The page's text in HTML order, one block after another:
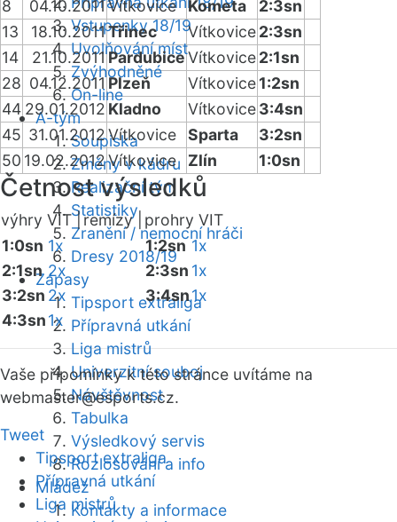
Vstupenky 18/19
Uvolňování míst
Zvýhodněné
On-line
A-tým
Soupiska
Změny v kádru
Realizační tým
Statistiky
Zranění / nemocní hráči
Dresy 2018/19
Zápasy
Tipsport extraliga
Přípravná utkání
Liga mistrů
Univerzitní souboj
Návštěvnost
Tabulka
Výsledkový servis
Rozlosování a info
Mládež
Kontakty a informace
8
04.10.2011Vítkovice Kometa
2:3sn
13
18.10.2011Třinec Vítkovice2:3sn
14
21.10.2011 PardubiceVítkovice2:1sn
28 04.12.2011Plzeň Vítkovice1:2sn
44 29.01.2012 Kladno Vítkovice3:4sn
45 31.01.2012Vítkovice Sparta
3:2sn
50 19.02.2012Vítkovice Zlín 1:0sn
Četnost výsledků
výhry VIT |remízy | prohry VIT
1:0sn 1x
2:1sn 2x
3:2sn 2x
4:3sn1x
1:2sn 1x
2:3sn 1x
3:4sn1x
Vaše připomínky k této stránce uvítáme na
webmaster@esports.cz.
Tweet
Tipsport extraliga
Přípravná utkání
Liga mistrů